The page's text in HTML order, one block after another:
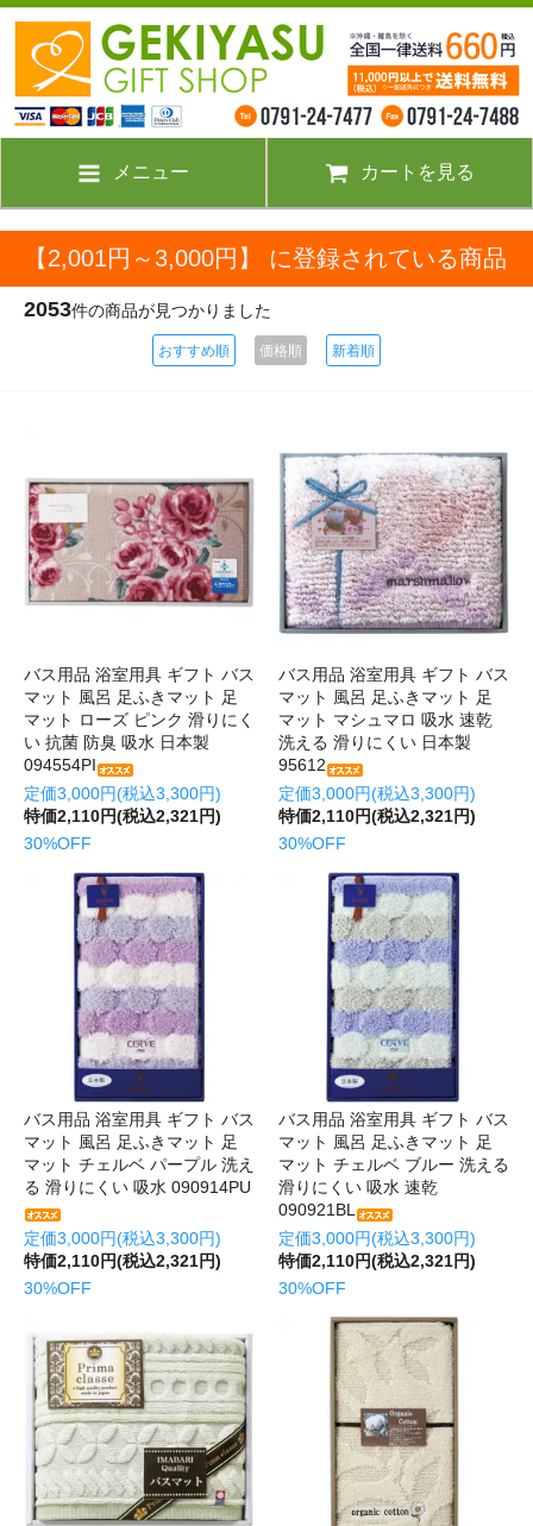
メニュー カートを見る
【2,001円～3,000円】 に登録されている商品
2053件の商品が見つかりました
おすすめ順 価格順 新着順
バス用品 浴室用具 ギフト バス
マット 風呂 足ふきマット 足
マット ローズ ピンク 滑りにく
い 抗菌 防臭 吸水 日本製
094554PI
定価3,000円(税込3,300円)
特価2,110円(税込2,321円)
30%OFF
バス用品 浴室用具 ギフト バス
マット 風呂 足ふきマット 足
マット マシュマロ 吸水 速乾
洗える 滑りにくい 日本製
95612
定価3,000円(税込3,300円)
特価2,110円(税込2,321円)
30%OFF
バス用品 浴室用具 ギフト バス
マット 風呂 足ふきマット 足
マット チェルベ パープル 洗え
る 滑りにくい 吸水 090914PU
定価3,000円(税込3,300円)
特価2,110円(税込2,321円)
30%OFF
バス用品 浴室用具 ギフト バス
マット 風呂 足ふきマット 足
マット チェルベ ブルー 洗える
滑りにくい 吸水 速乾
090921BL
定価3,000円(税込3,300円)
特価2,110円(税込2,321円)
30%OFF